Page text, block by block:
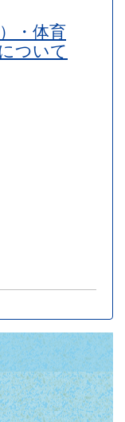
・体育
ついて